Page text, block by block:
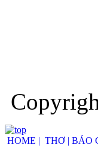
HOME | THƠ | BÁO